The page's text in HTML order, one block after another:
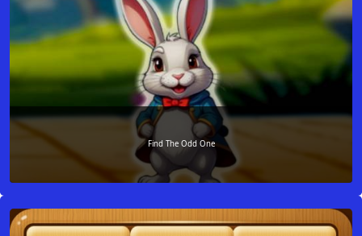
Find The Odd One